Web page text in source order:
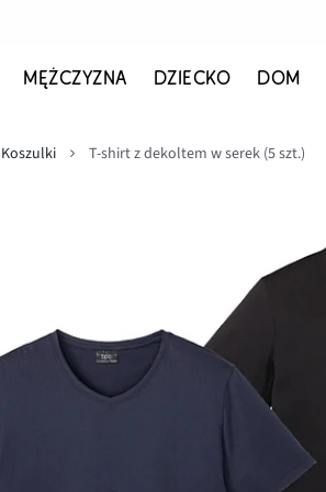
MĘŻCZYZNA DZIECKO DOM
Koszulki T-shirt z dekoltem w serek (5 szt.)